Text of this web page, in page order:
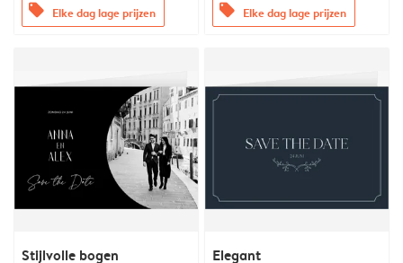
offers Elke dag lage prijzen offers Elke dag lage prijzen
Stijlvolle bogen Elegant